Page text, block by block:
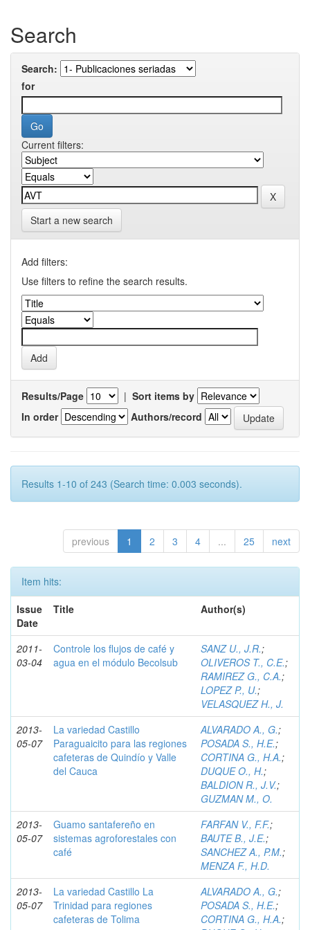
Search
Search:
for
Current filters:
Start a new search
Add filters:
Use filters to refine the search results.
Results/Page | Sort items by
In order
Authors/record
Results 1-10 of 243 (Search time: 0.003 seconds).
previous 1 2 3 4 ... 25 next
Item hits:
Issue
Date
Title Author(s)
2011-
03-04
Controle los flujos de café y
agua en el módulo Becolsub
SANZ U., J.R.;
OLIVEROS T., C.E.;
RAMIREZ G., C.A.;
LOPEZ P., U.;
VELASQUEZ H., J.
2013-
05-07
La variedad Castillo
Paraguaicito para las regiones
cafeteras de Quindío y Valle
del Cauca
ALVARADO A., G.;
POSADA S., H.E.;
CORTINA G., H.A.;
DUQUE O., H.;
BALDION R., J.V.;
GUZMAN M., O.
2013-
05-07
Guamo santafereño en
sistemas agroforestales con
café
FARFAN V., F.F.;
BAUTE B., J.E.;
SANCHEZ A., P.M.;
MENZA F., H.D.
2013-
05-07
La variedad Castillo La
Trinidad para regiones
cafeteras de Tolima
ALVARADO A., G.;
POSADA S., H.E.;
CORTINA G., H.A.;